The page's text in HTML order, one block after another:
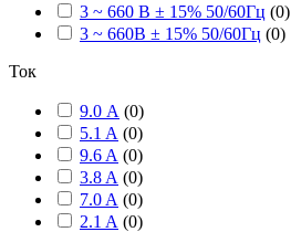
3 ~ 660 В ± 15% 50/60Гц (0)
3 ~ 660В ± 15% 50/60Гц (0)
Ток
9.0 А (0)
5.1 A (0)
9.6 A (0)
3.8 A (0)
7.0 A (0)
2.1 A (0)